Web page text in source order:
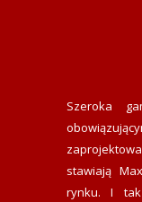
Szeroka
stawiają
rynku. I tak